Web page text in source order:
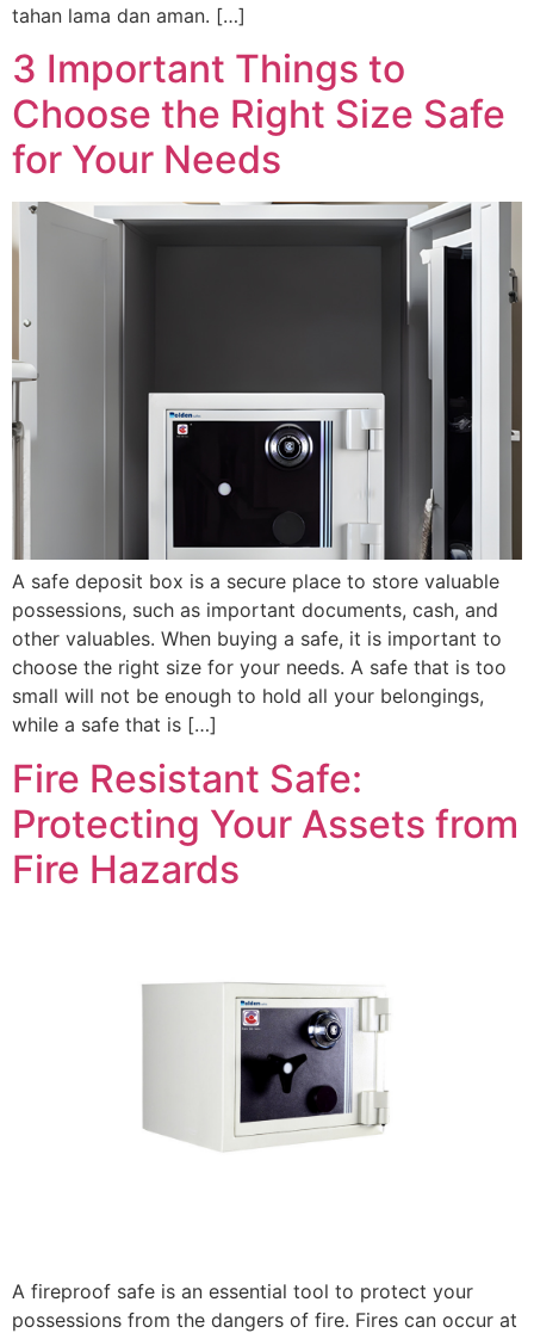
tahan lama dan aman. […]
3 Important Things to
Choose the Right Size Safe
for Your Needs
A safe deposit box is a secure place to store valuable
possessions, such as important documents, cash, and
other valuables. When buying a safe, it is important to
choose the right size for your needs. A safe that is too
small will not be enough to hold all your belongings,
while a safe that is […]
Fire Resistant Safe:
Protecting Your Assets from
Fire Hazards
A fireproof safe is an essential tool to protect your
possessions from the dangers of fire. Fires can occur at